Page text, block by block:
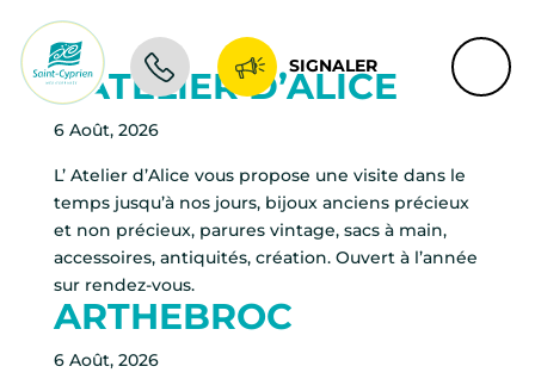
SIGNALER
L’ATELIER D’ALICE
6 Août, 2026
L’ Atelier d’Alice vous propose une visite dans le
temps jusqu’à nos jours, bijoux anciens précieux
et non précieux, parures vintage, sacs à main,
accessoires, antiquités, création. Ouvert à l’année
sur rendez-vous.
ARTHEBROC
6 Août, 2026